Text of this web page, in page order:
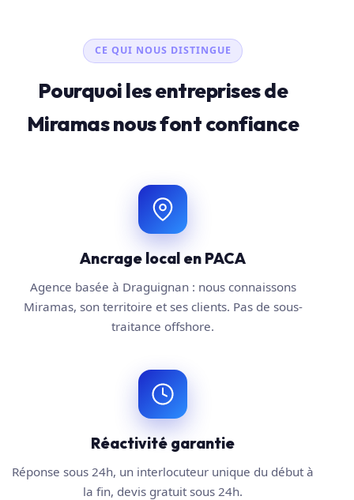
CE QUI NOUS DISTINGUE
Pourquoi les entreprises de
Miramas nous font confiance
Ancrage local en PACA
Agence basée à Draguignan : nous connaissons
Miramas, son territoire et ses clients. Pas de sous-
traitance offshore.
Réactivité garantie
Réponse sous 24h, un interlocuteur unique du début à
la fin, devis gratuit sous 24h.